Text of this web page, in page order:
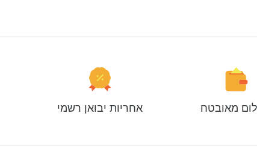
מאובטח אחריות יבואן רשמי